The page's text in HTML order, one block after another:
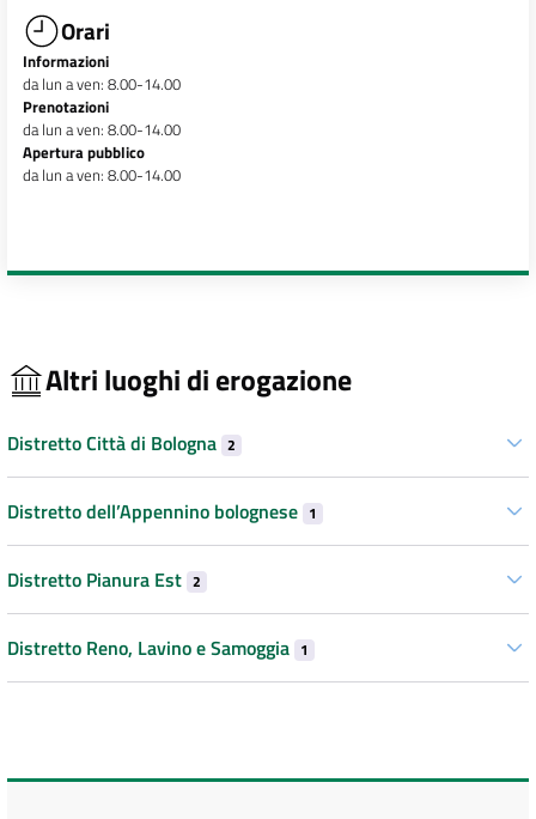
Orari
Informazioni
da lun a ven: 8.00-14.00
Prenotazioni
da lun a ven: 8.00-14.00
Apertura pubblico
da lun a ven: 8.00-14.00
Altri luoghi di erogazione
Distretto Città di Bologna 2
Distretto dell’Appennino bolognese 1
Distretto Pianura Est 2
Distretto Reno, Lavino e Samoggia 1